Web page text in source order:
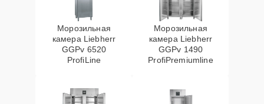
Морозильная
камера Liebherr
GGPv 6520
ProfiLine
Морозильная
камера Liebherr
GGPv 1490
ProfiPremiumline